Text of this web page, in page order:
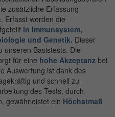
zusätzliche Erfassung
. Erfasst werden die
in Immunsystem,
und Genetik. Dieser
unseren Basistests. Die
für eine hohe Akzeptanz bei
Auswertung ist dank des
und schnell zu
des Tests, durch
gewährleistet ein Höchstmaß